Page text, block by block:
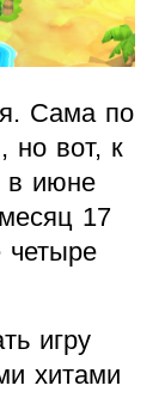
Сама по
но вот, к
в июне
17
игру
хитами